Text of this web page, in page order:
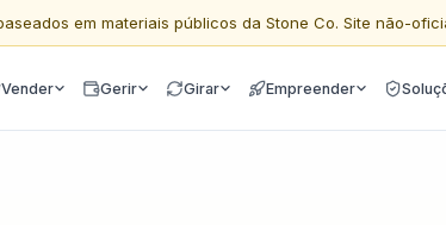
em materiais públicos da Stone Co. Site não-
Vender Gerir Girar Empreender